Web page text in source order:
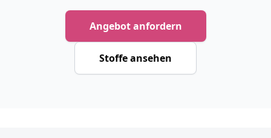
Angebot anfordern
Stoffe ansehen